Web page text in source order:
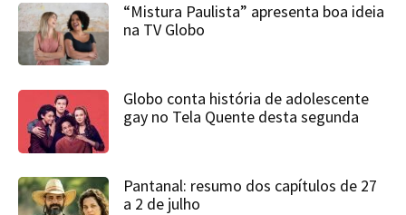
“Mistura Paulista” apresenta boa ideia
na TV Globo
Globo conta história de adolescente
gay no Tela Quente desta segunda
Pantanal: resumo dos capítulos de 27
a 2 de julho